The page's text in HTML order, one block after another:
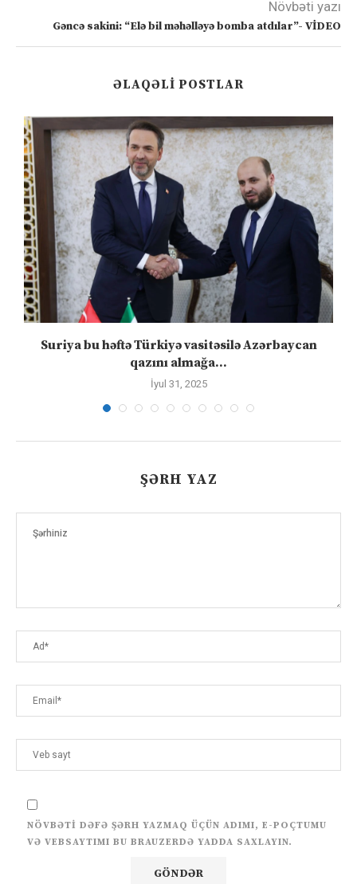
Növbəti yazı
Gəncə sakini: “Elə bil məhəlləyə bomba atdılar”- VİDEO
ƏLAQƏLI POSTLAR
Suriya bu həftə Türkiyə vasitəsilə Azərbaycan
qazını almağa...
İyul 31, 2025
ŞƏRH YAZ
NÖVBƏTI DƏFƏ ŞƏRH YAZMAQ ÜÇÜN ADIMI, E-POÇTUMU
VƏ VEBSAYTIMI BU BRAUZERDƏ YADDA SAXLAYIN.